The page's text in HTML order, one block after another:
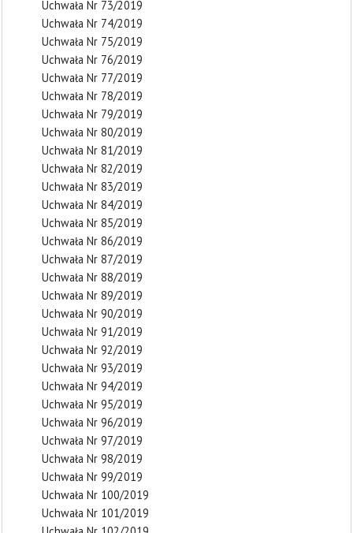
Uchwała Nr 73/2019
Uchwała Nr 74/2019
Uchwała Nr 75/2019
Uchwała Nr 76/2019
Uchwała Nr 77/2019
Uchwała Nr 78/2019
Uchwała Nr 79/2019
Uchwała Nr 80/2019
Uchwała Nr 81/2019
Uchwała Nr 82/2019
Uchwała Nr 83/2019
Uchwała Nr 84/2019
Uchwała Nr 85/2019
Uchwała Nr 86/2019
Uchwała Nr 87/2019
Uchwała Nr 88/2019
Uchwała Nr 89/2019
Uchwała Nr 90/2019
Uchwała Nr 91/2019
Uchwała Nr 92/2019
Uchwała Nr 93/2019
Uchwała Nr 94/2019
Uchwała Nr 95/2019
Uchwała Nr 96/2019
Uchwała Nr 97/2019
Uchwała Nr 98/2019
Uchwała Nr 99/2019
Uchwała Nr 100/2019
Uchwała Nr 101/2019